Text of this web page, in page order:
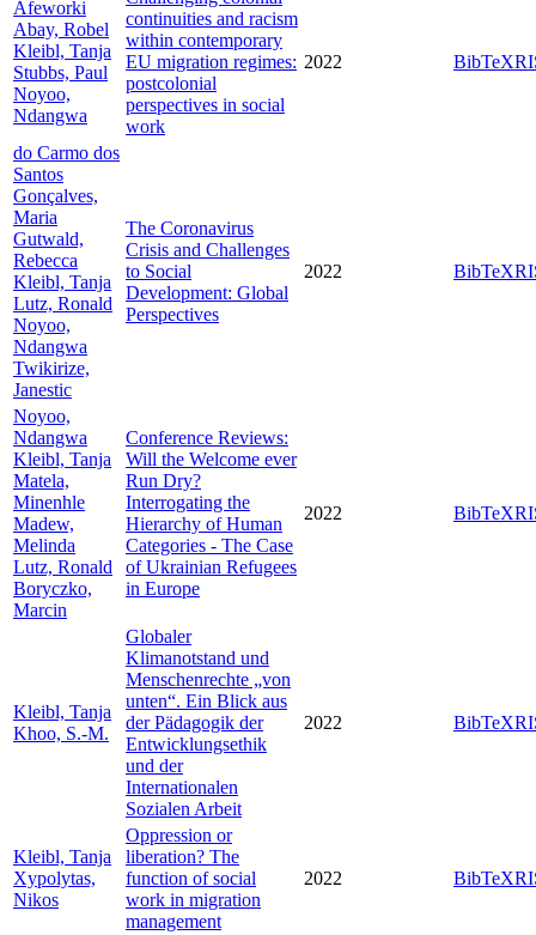
Afeworki
Abay, Robel
Kleibl, Tanja
Stubbs, Paul
Noyoo,
Ndangwa
continuities and racism
within contemporary
EU migration regimes:
postcolonial
perspectives in social
work
2022 BibTeX
do Carmo dos
Santos
Gonçalves,
Maria
Gutwald,
Rebecca
Kleibl, Tanja
Lutz, Ronald
Noyoo,
Ndangwa
Twikirize,
Janestic
The Coronavirus
Crisis and Challenges
to Social
Development: Global
Perspectives
2022 BibTeX
Noyoo,
Ndangwa
Kleibl, Tanja
Matela,
Minenhle
Madew,
Melinda
Lutz, Ronald
Boryczko,
Marcin
Conference Reviews:
Will the Welcome ever
Run Dry?
Interrogating the
Hierarchy of Human
Categories - The Case
of Ukrainian Refugees
in Europe
2022 BibTeX
Kleibl, Tanja
Khoo, S.-M.
Globaler
Klimanotstand und
Menschenrechte „von
unten“. Ein Blick aus
der Pädagogik der
Entwicklungsethik
und der
Internationalen
Sozialen Arbeit
2022 BibTeX
Kleibl, Tanja
Xypolytas,
Nikos
Oppression or
liberation? The
function of social
work in migration
management
2022 BibTeX